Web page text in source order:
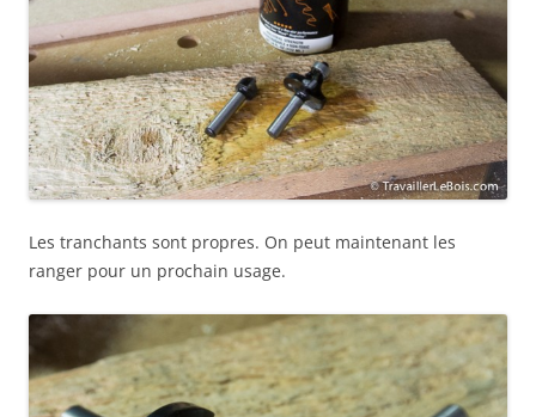
Les tranchants sont propres. On peut maintenant les
ranger pour un prochain usage.